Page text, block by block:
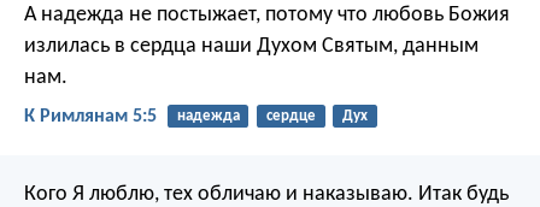
А надежда не постыжает, потому что любовь Божия
излилась в сердца наши Духом Святым, данным
нам.
К Римлянам 5:5 надежда сердце Дух
Кого Я люблю, тех обличаю и наказываю. Итак будь